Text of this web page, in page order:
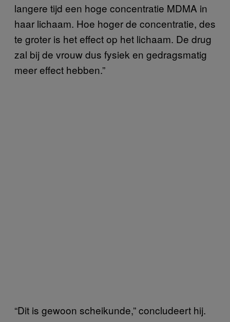
langere tijd een hoge concentratie MDMA in
haar lichaam. Hoe hoger de concentratie, des
te groter is het effect op het lichaam. De drug
zal bij de vrouw dus fysiek en gedragsmatig
meer effect hebben.”
“Dit is gewoon scheikunde,” concludeert hij.